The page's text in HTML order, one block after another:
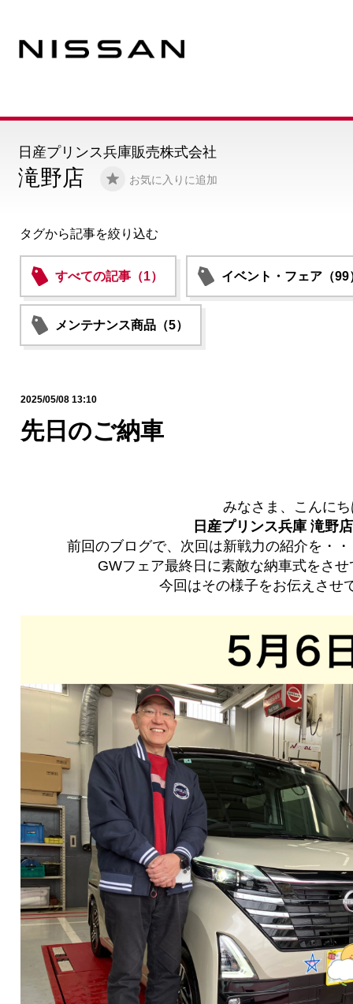
滝野店 お気に入りに追加
日産プリンス兵庫販売株式会社
タグから記事を絞り込む
すべての記事（1） イベント・フェア（99
メンテナンス商品（5）
2025/05/08 13:10
先日のご納車
みなさま、こんに
日産プリンス兵庫 滝野店
前回のブログで、次回は新戦力の紹介を・
GWフェア最終日に素敵な納車式をさ
今回はその様子をお伝えさせ